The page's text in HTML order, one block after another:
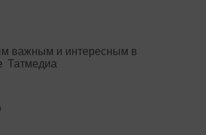
важным и интересным в
Татмедиа